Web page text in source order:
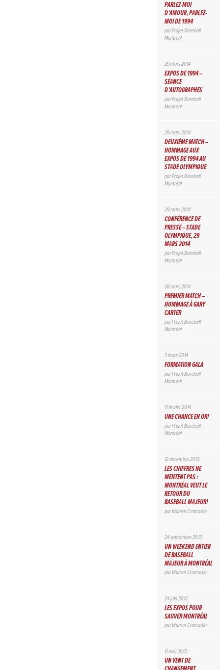
PARLEZ-MOI
D’AMOUR, PARLEZ-
MOI DE 1994
parProjet Baseball
Montréal
29 mars 2014
EXPOS DE 1994 –
SÉANCE
D’AUTOGRAPHES
parProjet Baseball
Montréal
29 mars 2014
DEUXIÈME MATCH –
HOMMAGE AUX
EXPOS DE 1994 AU
STADE OLYMPIQUE
parProjet Baseball
Montréal
29 mars 2014
CONFÉRENCE DE
PRESSE – STADE
OLYMPIQUE, 29
MARS 2014
parProjet Baseball
Montréal
28 mars 2014
PREMIER MATCH –
HOMMAGE À GARY
CARTER
parProjet Baseball
Montréal
3 mars 2014
FORMATION GALA
parProjet Baseball
Montréal
11 février 2014
UNE CHANCE EN OR!
parProjet Baseball
Montréal
12 décembre 2013
LES CHIFFRES NE
MENTENT PAS :
MONTRÉAL VEUT LE
RETOUR DU
BASEBALL MAJEUR!
parWarren Cromartie
24 septembre 2013
UN WEEKEND ENTIER
DE BASEBALL
MAJEUR À MONTRÉAL
parWarren Cromartie
24 juin 2013
LES EXPOS POUR
SAUVER MONTRÉAL
parWarren Cromartie
11 avril 2013
UN VENT DE